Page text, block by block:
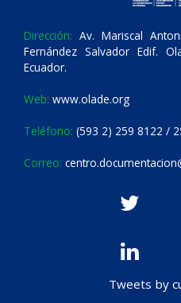
Dirección: Av. Mariscal
Fernández Salvador Edif.
Ecuador.
Web: www.olade.org
Teléfono: (593 2) 259 8122 /
Correo:
Tweets by